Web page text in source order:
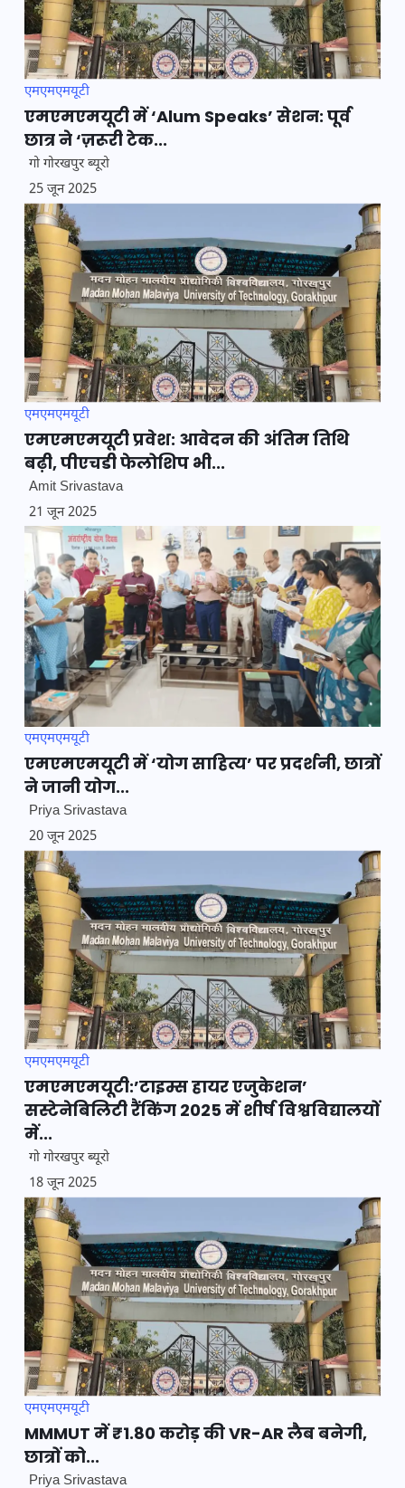
एमएमएमयूटी
एमएमएमयूटी में ‘Alum Speaks’ सेशन: पूर्व
छात्र ने ‘ज़रूरी टेक...
गो गोरखपुर ब्यूरो
25 जून 2025
एमएमएमयूटी
एमएमएमयूटी प्रवेश: आवेदन की अंतिम तिथि
बढ़ी, पीएचडी फेलोशिप भी...
Amit Srivastava
21 जून 2025
एमएमएमयूटी
एमएमएमयूटी में ‘योग साहित्य’ पर प्रदर्शनी, छात्रों
ने जानी योग...
Priya Srivastava
20 जून 2025
एमएमएमयूटी
एमएमएमयूटी:’टाइम्स हायर एजुकेशन’
सस्टेनेबिलिटी रैंकिंग 2025 में शीर्ष विश्वविद्यालयों
में...
गो गोरखपुर ब्यूरो
18 जून 2025
एमएमएमयूटी
MMMUT में ₹1.80 करोड़ की VR-AR लैब बनेगी,
छात्रों को...
Priya Srivastava